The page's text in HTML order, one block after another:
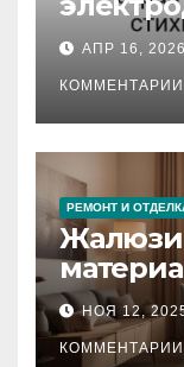
АПР 16, 2026
КОММЕНТАРИИ
РЕМОНТ И
НОЯ 12,
КОММЕНТАРИИ